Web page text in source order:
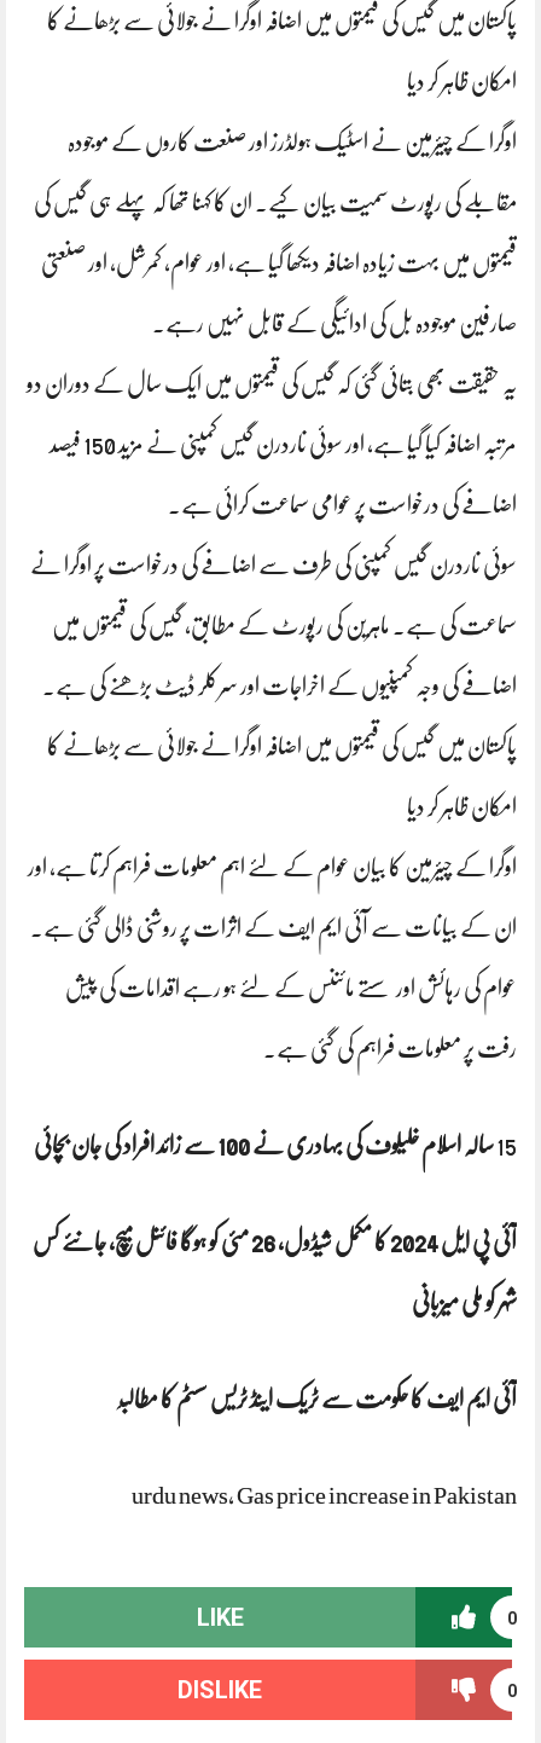
پاکستان میں گیس کی قیمتوں میں اضافہ اوگرا نے جولائی سے بڑھانے کا
امکان ظاہر کر دیا
اوگرا کے چیئرمین نے اسٹیک ہولڈرز اور صنعت کاروں کے موجودہ
مقابلے کی رپورٹ سمیت بیان کیے۔ ان کا کہنا تھا کہ پہلے ہی گیس کی
قیمتوں میں بہت زیادہ اضافہ دیکھا گیا ہے، اور عوام، کمرشل، اور صنعتی
صارفین موجودہ بل کی ادائیگی کے قابل نہیں رہے۔
یہ حقیقت بھی بتائی گئی کہ گیس کی قیمتوں میں ایک سال کے دوران دو
مرتبہ اضافہ کیا گیا ہے، اور سوئی ناردرن گیس کمپنی نے مزید 150 فیصد
اضافے کی درخواست پر عوامی سماعت کرائی ہے۔
سوئی ناردرن گیس کمپنی کی طرف سے اضافے کی درخواست پر اوگرا نے
سماعت کی ہے۔ ماہرین کی رپورٹ کے مطابق، گیس کی قیمتوں میں
اضافے کی وجہ کمپنیوں کے اخراجات اور سرکلر ڈیٹ بڑھنے کی ہے۔
پاکستان میں گیس کی قیمتوں میں اضافہ اوگرا نے جولائی سے بڑھانے کا
امکان ظاہر کر دیا
اوگرا کے چیئرمین کا بیان عوام کے لئے اہم معلومات فراہم کرتا ہے، اور
ان کے بیانات سے آئی ایم ایف کے اثرات پر روشنی ڈالی گئی ہے۔
عوام کی رہائش اور سستے مائننس کے لئے ہو رہے اقدامات کی پیش
رفت پر معلومات فراہم کی گئی ہے۔
15سالہ اسلام خلیلوف کی بہادری نے 100 سے زائد افراد کی جان بچائی
آئی پی ایل 2024 کا مکمل شیڈول، 26 مئی کو ہوگا فائنل میچ، جانئے کس
شہر کو ملی میزبانی
آئی ایم ایف کا حکومت سے ٹریک اینڈ ٹریس سسٹم کا مطالبہ
urdu news, Gas price increase in Pakistan
0
LIKE
0
DISLIKE